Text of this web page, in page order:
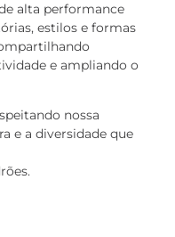
alta performance
estilos e formas
e ampliando o
nossa
e a diversidade que